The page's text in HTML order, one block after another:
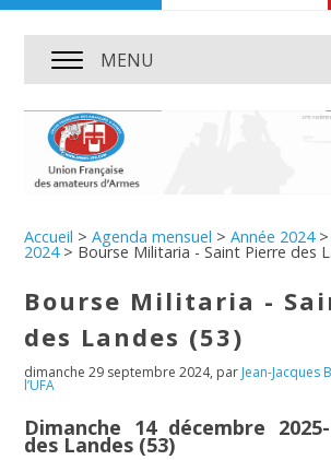
MENU
Accueil >Agenda mensuel >Année 2024>
2024> Bourse Militaria - Saint Pierre des
Bourse Militaria -
des Landes (53)
dimanche 29 septembre 2024, par Jean-Jacques
l’UFA
Dimanche 14 décembre
des Landes (53)